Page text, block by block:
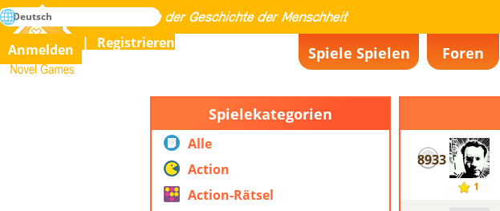
Novel Games
Meistern Sie alle Spiele der Geschichte der Menschheit
suche
Spiele Spielen Foren
Anmelden Registrieren
Deutsch
Spielekategorien
Alle
Action
Action-Rätsel
8933
1